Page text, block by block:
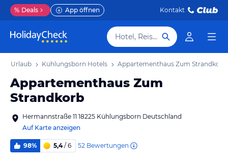
% Deals App öffnen Kontakt
Hotel, Reiseziel
Urlaub Kühlungsborn Hotels Appartementhaus Zum Strandkorb
Appartementhaus Zum
Strandkorb
Hermannstraße 11 18225 Kühlungsborn Deutschland
Auf Karte anzeigen
98% 5,4/ 6 52 Bewertungen